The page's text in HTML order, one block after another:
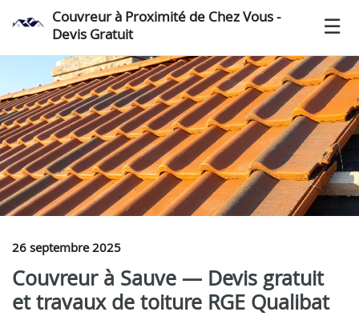
Couvreur à Proximité de Chez Vous -
Devis Gratuit
26 septembre 2025
Couvreur à Sauve — Devis gratuit
et travaux de toiture RGE Qualibat